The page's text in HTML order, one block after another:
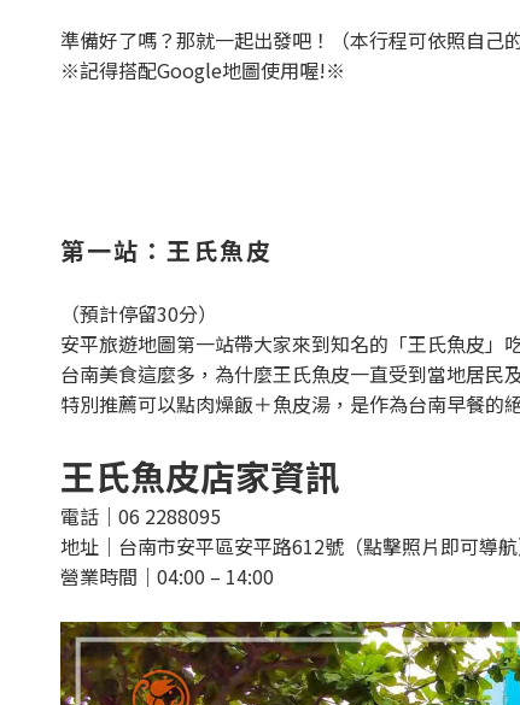
準備好了嗎？那就一起出發吧！（本行程可依照自己
※記得搭配Google地圖使用喔!※
第一站：王氏魚皮
（預計停留30分）
安平旅遊地圖第一站帶大家來到知名的「王氏魚皮」
台南美食這麼多，為什麼王氏魚皮一直受到當地居民
特別推薦可以點肉燥飯＋魚皮湯，是作為台南早餐的
王氏魚皮店家資訊
電話｜06 2288095
地址｜台南市安平區安平路612號（點擊照片即可導航
營業時間｜04:00 – 14:00